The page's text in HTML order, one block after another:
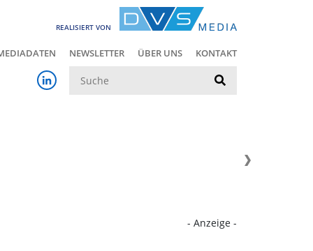
REALISIERT VON
NEWSLETTER ÜBER UNS KONTAKT
- Anzeige -